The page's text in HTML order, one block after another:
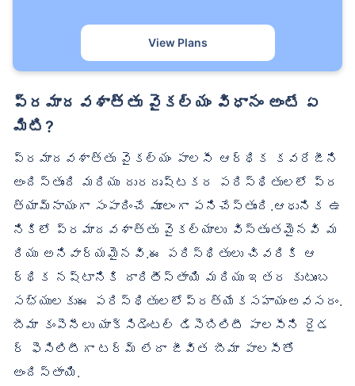
View Plans
ప్రమాదవశాత్తు వైకల్యం విధానం అంటే ఏ
మిటి?
ప్రమాదవశాత్తు వైకల్యం పాలసీ ఆర్థిక కవరేజీని
అందిస్తుంది మరియు దురదృష్టకర పరిస్థితులలో ప్ర
త్యామ్నాయంగా సంపాదించే మూలంగా పనిచేస్తుంది.ఆధునిక ఉ
నికిలో ప్రమాదవశాత్తు వైకల్యాలు విస్తృతమైనవి మ
రియు అనివార్యమైనవి.ఈ పరిస్థితులు చివరికి ఆ
ర్థిక నష్టానికి దారితీస్తాయి మరియు ఇతర కుటుంబ
సభ్యులకుఈ పరిస్థితులలోప్రత్యేకసహాయంఅవసరం.
బీమా కంపెనీలు యాక్సిడెంటల్ డిసెబిలిటీ పాలసీని రైడ
ర్ ఫెసిలిటీగా టర్మ్ లేదా జీవిత బీమా పాలసీతో
అందిస్తాయి.